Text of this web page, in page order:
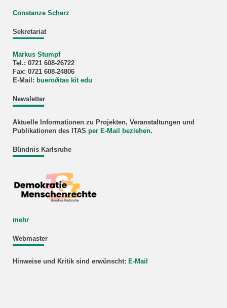
Constanze Scherz
Sekretariat
Markus Stumpf
Tel.: 0721 608-26722
Fax: 0721 608-24806
E-Mail: buero∂itas kit edu
Newsletter
Aktuelle Informationen zu Projekten, Veranstaltungen und
Publikationen des ITAS per E-Mail beziehen.
Bündnis Karlsruhe
mehr
Webmaster
Hinweise und Kritik sind erwünscht: E-Mail